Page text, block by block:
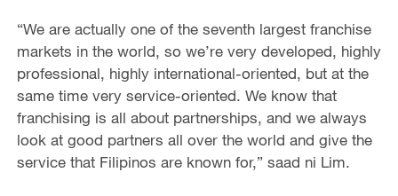
“We are actually one of the seventh largest franchise
markets in the world, so we’re very developed, highly
professional, highly international-oriented, but at the
same time very service-oriented. We know that
franchising is all about partnerships, and we always
look at good partners all over the world and give the
service that Filipinos are known for,” saad ni Lim.